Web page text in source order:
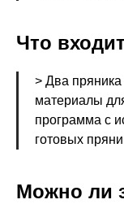
Что
> Два
материалы
программа с
готовых
Можно ли